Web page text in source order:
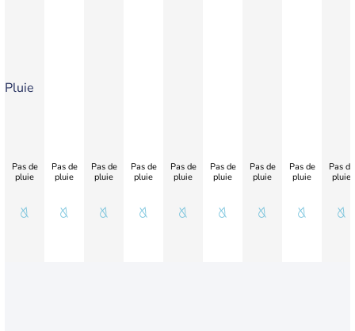
Pluie
Pas de
pluie
Pas de
pluie
Pas de
pluie
Pas de
pluie
Pas de
pluie
Pas de
pluie
Pas de
pluie
Pas de
pluie
Pas de
pluie